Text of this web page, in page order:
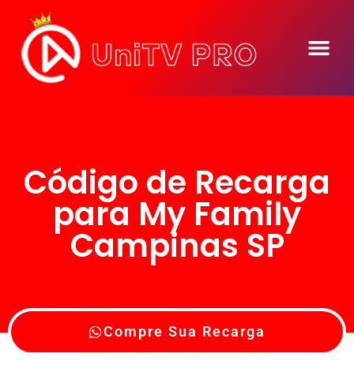
Código de Recarga
para My Family
Campinas SP
Compre Sua Recarga